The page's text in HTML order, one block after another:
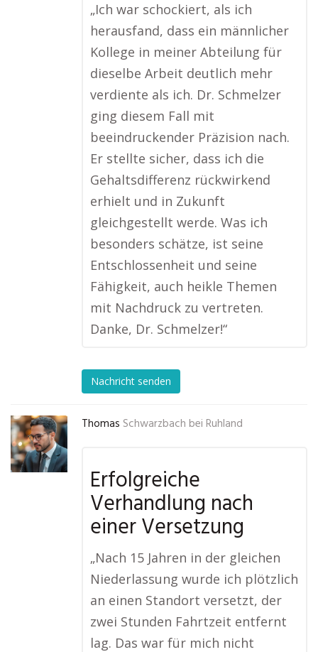
„Ich war schockiert, als ich
herausfand, dass ein männlicher
Kollege in meiner Abteilung für
dieselbe Arbeit deutlich mehr
verdiente als ich. Dr. Schmelzer
ging diesem Fall mit
beeindruckender Präzision nach.
Er stellte sicher, dass ich die
Gehaltsdifferenz rückwirkend
erhielt und in Zukunft
gleichgestellt werde. Was ich
besonders schätze, ist seine
Entschlossenheit und seine
Fähigkeit, auch heikle Themen
mit Nachdruck zu vertreten.
Danke, Dr. Schmelzer!“
Nachricht senden
Thomas Schwarzbach bei Ruhland
Erfolgreiche
Verhandlung nach
einer Versetzung
„Nach 15 Jahren in der gleichen
Niederlassung wurde ich plötzlich
an einen Standort versetzt, der
zwei Stunden Fahrtzeit entfernt
lag. Das war für mich nicht